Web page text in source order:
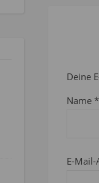
Deine
Name *
E-Mail-